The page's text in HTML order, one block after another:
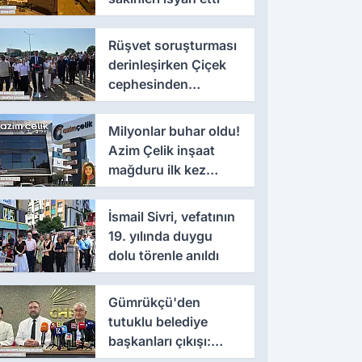
Rüşvet soruşturması
derinleşirken Çiçek
cephesinden
'montaj' savunması
Milyonlar buhar oldu!
Azim Çelik inşaat
mağduru ilk kez
konuştu
İsmail Sivri, vefatının
19. yılında duygu
dolu törenle anıldı
Gümrükçü'den
tutuklu belediye
başkanları çıkışı: